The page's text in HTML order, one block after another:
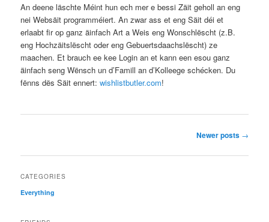
An deene läschte Méint hun ech mer e bessi Zäit geholl an eng
nei Websäit programméiert. An zwar ass et eng Säit déi et
erlaabt fir op ganz äinfach Art a Weis eng Wonschlëscht (z.B.
eng Hochzäitslëscht oder eng Gebuertsdaachslëscht) ze
maachen. Et brauch ee kee Login an et kann een esou ganz
äinfach seng Wënsch un d’Famill an d’Kolleege schécken. Du
fënns dës Säit ennert:wishlistbutler.com!
Newer posts →
CATEGORIES
Everything